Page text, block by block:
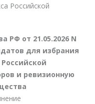
Российской
РФ от 21.05.2026 N
для избрания
и ревизионную